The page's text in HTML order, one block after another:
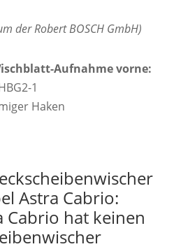
der Robert BOSCH GmbH)
Aufnahme vorne:
1
Haken
Astra Cabrio:
Cabrio hat keinen